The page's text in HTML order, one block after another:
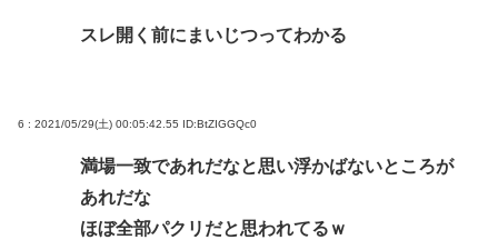
スレ開く前にまいじつってわかる
6 : 2021/05/29(土) 00:05:42.55 ID:BtZIGGQc0
満場一致であれだなと思い浮かばないところが
あれだな
ほぼ全部パクリだと思われてるｗ